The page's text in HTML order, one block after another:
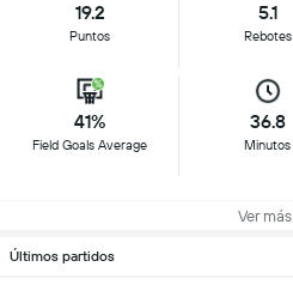
19.2
Puntos
5.1
Rebotes
41%
Field Goals Average
36.8
Minutos
Ver más
Últimos partidos